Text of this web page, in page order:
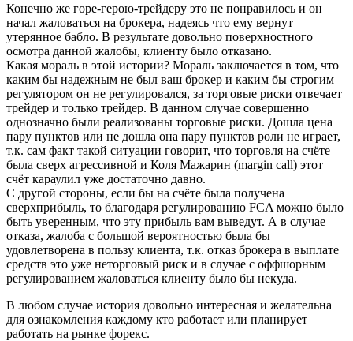
Конечно же горе-герою-трейдеру это не понравилось и он
начал жаловаться на брокера, надеясь что ему вернут
утерянное бабло. В результате довольно поверхностного
осмотра данной жалобы, клиенту было отказано.
Какая мораль в этой истории? Мораль заключается в том, что
каким бы надежным не был ваш брокер и каким бы строгим
регулятором он не регулировался, за торговые риски отвечает
трейдер и только трейдер. В данном случае совершенно
однозначно были реализованы торговые риски. Дошла цена
пару пунктов или не дошла она пару пунктов роли не играет,
т.к. сам факт такой ситуации говорит, что торговля на счёте
была сверх агрессивной и Коля Мажарин (margin call) этот
счёт караулил уже достаточно давно.
С другой стороны, если бы на счёте была получена
сверхприбыль, то благодаря регулированию FCA можно было
быть уверенным, что эту прибыль вам выведут. А в случае
отказа, жалоба с большой вероятностью была бы
удовлетворена в пользу клиента, т.к. отказ брокера в выплате
средств это уже неторговый риск и в случае с оффшорным
регулированием жаловаться клиенту было бы некуда.
В любом случае история довольно интересная и желательна
для ознакомления каждому кто работает или планирует
работать на рынке форекс.